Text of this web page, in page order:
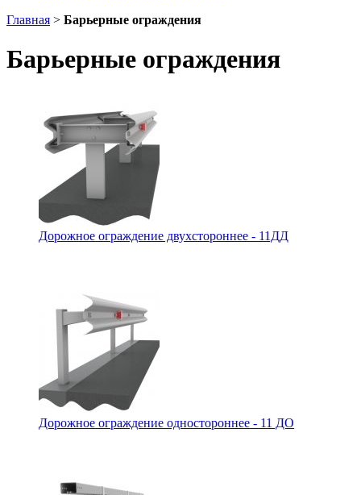
Главная > Барьерные ограждения
Барьерные ограждения
Дорожное ограждение двухстороннее - 11ДД
Дорожное ограждение одностороннее - 11 ДО